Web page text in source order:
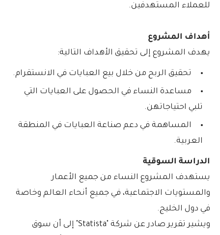
للعملاء المستهدفين.
أهداف المشروع
يهدف المشروع إلى تحقيق الأهداف التالية:
تحقيق الربح من خلال بيع العبايات في الانستقرام.
مساعدة النساء في الحصول على العبايات التي
تلبي احتياجاتهن.
المساهمة في دعم صناعة العبايات في المنطقة
العربية.
الدراسة السوقية
يستهدف المشروع النساء من جميع الأعمار
والمستويات الاجتماعية، في جميع أنحاء العالم وخاصة
في دول الخليج.
ويشير تقرير صادر عن شركة "Statista" إلى أن سوق